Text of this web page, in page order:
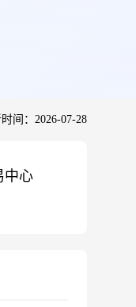
间：2026-07-28
中心